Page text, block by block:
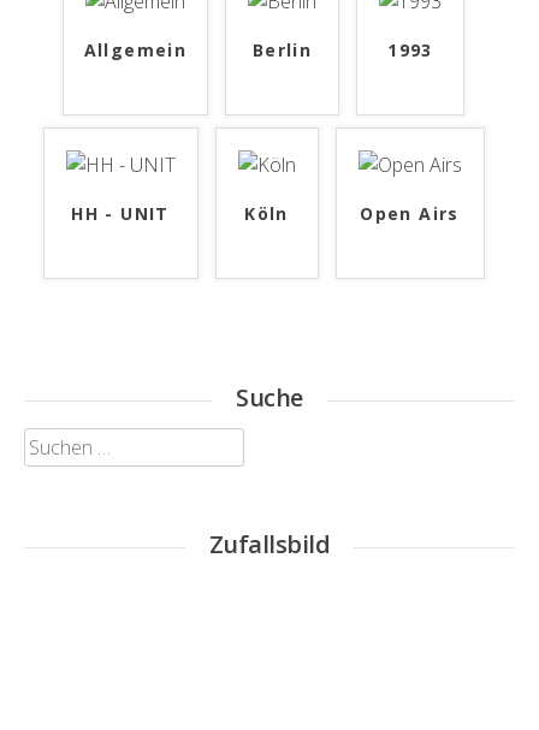
Allgemein Berlin 1993
HH - UNIT Köln Open Airs
Suche
Suchen
nach:
Zufallsbild